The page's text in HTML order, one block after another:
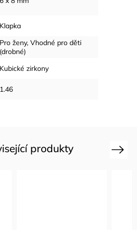
Klapka
Pro ženy, Vhodné pro děti
(drobné)
Kubické zirkony
1.46
produkty Next